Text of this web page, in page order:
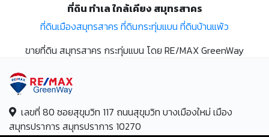
ที่ดิน ทำเล ใกล้เคียง สมุทรสาคร
ที่ดินเมืองสมุทรสาคร ที่ดินกระทุ่มแบน ที่ดินบ้านแพ้ว
ขายที่ดิน สมุทรสาคร กระทุ่มแบน โดย RE/MAX GreenWay
เลขที่ 80 ซอยสุขุมวิท 117 ถนนสุขุมวิท บางเมืองใหม่ เมือง
สมุทรปราการ สมุทรปราการ 10270